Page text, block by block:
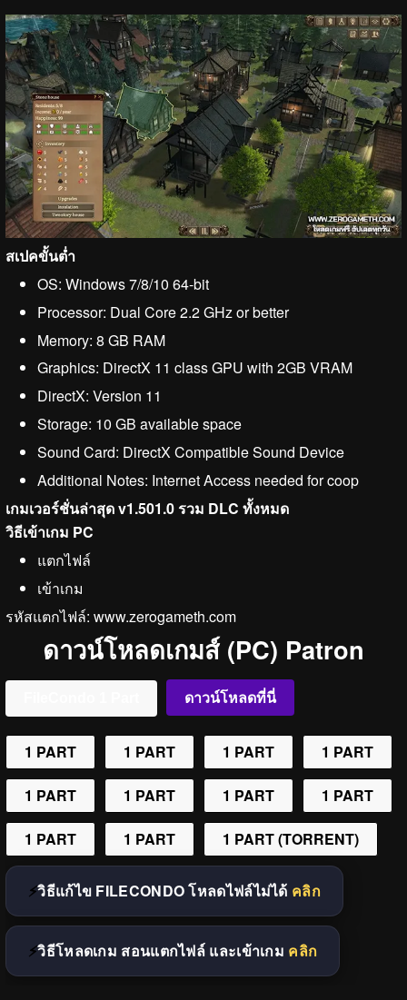
สเปคขั้นต่ำ
OS: Windows 7/8/10 64-bit
Processor: Dual Core 2.2 GHz or better
Memory: 8 GB RAM
Graphics: DirectX 11 class GPU with 2GB VRAM
DirectX: Version 11
Storage: 10 GB available space
Sound Card: DirectX Compatible Sound Device
Additional Notes: Internet Access needed for coop
เกมเวอร์ชั่นล่าสุด v1.501.0 รวม DLC ทั้งหมด
วิธีเข้าเกม PC
แตกไฟล์
เข้าเกม
รหัสแตกไฟล์: www.zerogameth.com
ดาวน์โหลดเกมส์ (PC) Patron
ดาวน์โหลดที่นี่
1 PART 1 PART 1 PART 1 PART
1 PART 1 PART 1 PART 1 PART
1 PART 1 PART 1 PART (TORRENT)
วิธีแก้ไข FILECONDO โหลดไฟล์ไม่ได้ คลิก
วิธีโหลดเกม สอนแตกไฟล์ และเข้าเกม คลิก